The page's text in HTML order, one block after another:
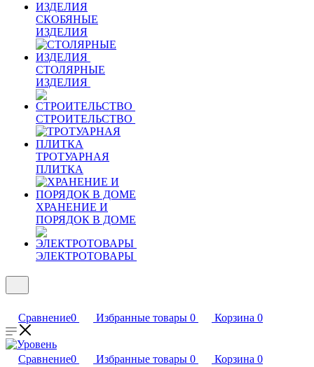
СКОБЯНЫЕ
ИЗДЕЛИЯ
СТОЛЯРНЫЕ
ИЗДЕЛИЯ
СТРОИТЕЛЬСТВО
ТРОТУАРНАЯ
ПЛИТКА
ХРАНЕНИЕ И
ПОРЯДОК В ДОМЕ
ЭЛЕКТРОТОВАРЫ
Сравнение0 Избранные товары 0 Корзина 0
Сравнение0 Избранные товары 0 Корзина 0